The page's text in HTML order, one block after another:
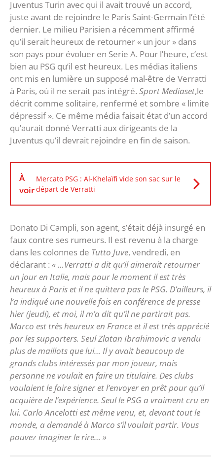
Juventus Turin avec qui il avait trouvé un accord,
juste avant de rejoindre le Paris Saint-Germain l’été
dernier. Le milieu Parisien a récemment affirmé
qu’il serait heureux de retourner « un jour » dans
son pays pour évoluer en Serie A. Pour l’heure, c’est
bien au PSG qu’il est heureux. Les médias italiens
ont mis en lumière un supposé mal-être de Verratti
à Paris, où il ne serait pas intégré. Sport Mediaset,le
décrit comme solitaire, renfermé et sombre « limite
dépressif ». Ce même média faisait état d’un accord
qu’aurait donné Verratti aux dirigeants de la
Juventus qu’il devrait rejoindre en fin de saison.
À
voir
Mercato PSG : Al-Khelaïfi vide son sac sur le
départ de Verratti
Donato Di Campli, son agent, s’était déjà insurgé en
faux contre ses rumeurs. Il est revenu à la charge
dans les colonnes de Tutto Juve, vendredi, en
déclarant : « …Verratti a dit qu’il aimerait retourner
un jour en Italie, mais pour le moment il est très
heureux à Paris et il ne quittera pas le PSG. D’ailleurs, il
l’a indiqué une nouvelle fois en conférence de presse
hier (jeudi), et moi, il m’a dit qu’il ne partirait pas.
Marco est très heureux en France et il est très apprécié
par les supporters. Seul Zlatan Ibrahimovic a vendu
plus de maillots que lui… Il y avait beaucoup de
grands clubs intéressés par mon joueur, mais
personne ne voulait en faire un titulaire. Des clubs
voulaient le faire signer et l’envoyer en prêt pour qu’il
acquière de l’expérience. Seul le PSG a vraiment cru en
lui. Carlo Ancelotti est même venu, et, devant tout le
monde, a demandé à Marco s’il voulait partir. Vous
pouvez imaginer le rire… »